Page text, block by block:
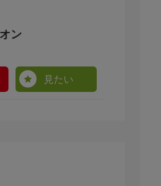
ン
見たい